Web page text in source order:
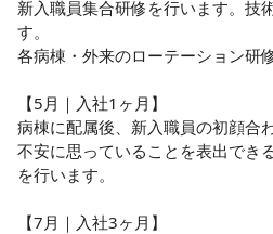
新入職員集合研修を行います。技
す。
各病棟・外来のローテーション研
【5月｜入社1ヶ月】
病棟に配属後、新入職員の初顔合わ
不安に思っていることを表出でき
を行います。
【7月｜入社3ヶ月】